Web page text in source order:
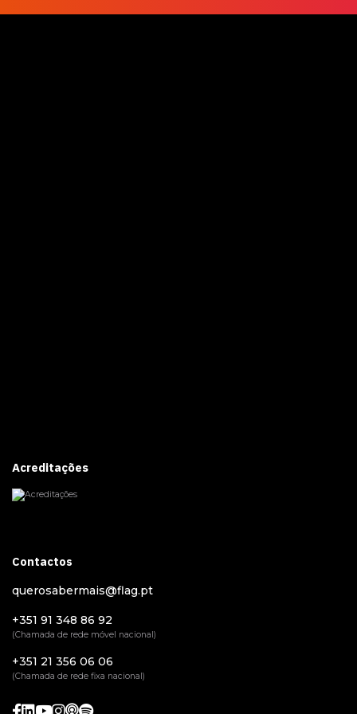
Acreditações
Contactos
querosabermais@flag.pt
+351 91 348 86 92
(Chamada de rede móvel nacional)
+351 21 356 06 06
(Chamada de rede fixa nacional)